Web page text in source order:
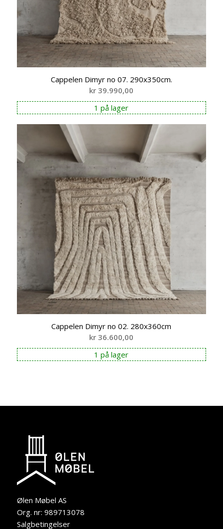
Cappelen Dimyr no 07. 290x350cm.
kr 39.990,00
1 på lager
Cappelen Dimyr no 02. 280x360cm
kr 36.600,00
1 på lager
Ølen Møbel AS
Org. nr: 989713078
Salgbetingelser